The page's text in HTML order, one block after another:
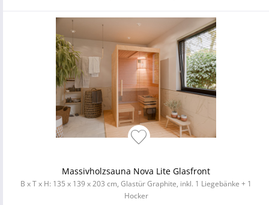
Massivholzsauna Nova Lite Glasfront
B x T x H: 135 x 139 x 203 cm, Glastür Graphite, inkl. 1 Liegebänke + 1
Hocker